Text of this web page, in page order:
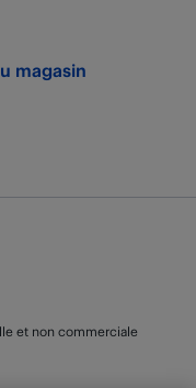
magasin
et non commerciale